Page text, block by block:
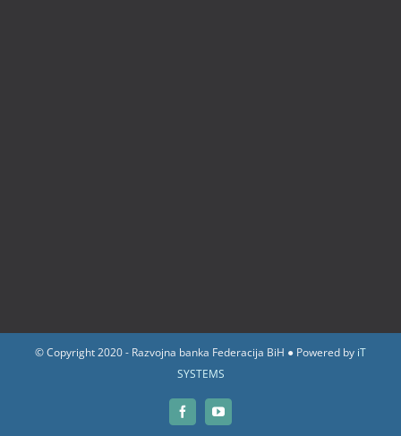
© Copyright 2020 - Razvojna banka Federacija BiH ● Powered by iT
SYSTEMS
FacebookYouTube